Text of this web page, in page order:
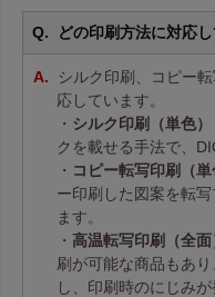
どの印刷方法に対応
シルク印刷、コピー
応しています。
・ シルク印刷（単色）
クを載せる手法で、
・ コピー転写印刷（単
ー印刷した図案を転
ます。
・ 高温転写印刷（全面
刷が可能な商品もあ
し、印刷時のにじみ